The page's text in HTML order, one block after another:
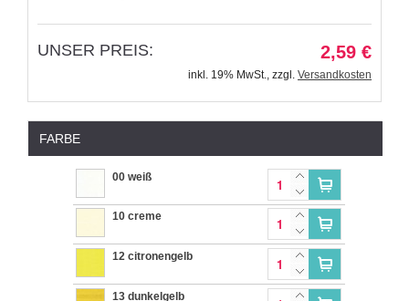
UNSER PREIS: 2,59 €
inkl. 19% MwSt., zzgl. Versandkosten
FARBE
00 weiß
10 creme
12 citronengelb
13 dunkelgelb